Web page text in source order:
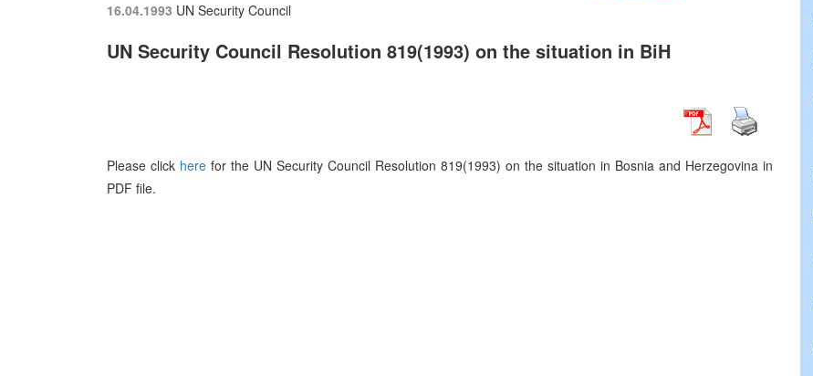
16.04.1993 UN Security Council
UN Security Council Resolution 819(1993) on the situation in BiH
Please click here for the UN Security Council Resolution 819(1993) on the situation in Bosnia and Herzegovina in
PDF file.